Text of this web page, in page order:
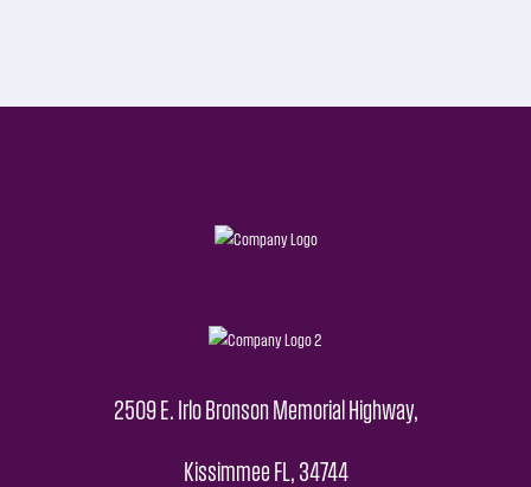
2509 E. Irlo Bronson Memorial Highway,
Kissimmee FL, 34744